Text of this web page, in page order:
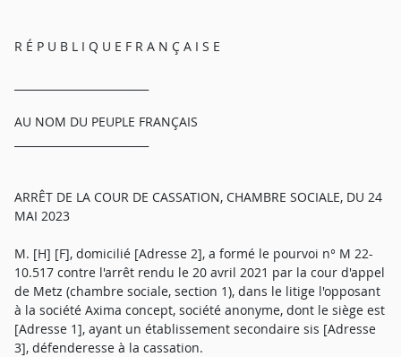
R É P U B L I Q U E F R A N Ç A I S E
AU NOM DU PEUPLE FRANÇAIS
ARRÊT DE LA COUR DE CASSATION, CHAMBRE SOCIALE, DU 24
MAI 2023
M. [H] [F], domicilié [Adresse 2], a formé le pourvoi n° M 22-
10.517 contre l'arrêt rendu le 20 avril 2021 par la cour d'appel
de Metz (chambre sociale, section 1), dans le litige l'opposant
à la société Axima concept, société anonyme, dont le siège est
[Adresse 1], ayant un établissement secondaire sis [Adresse
3], défenderesse à la cassation.